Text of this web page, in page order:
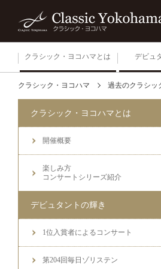
クラシック・ヨコハマとは
開催概要
楽しみ方
コンサートシリーズ紹介
デビュ
クラシック・ヨコハマ 過去のクラシッ
クラシック・ヨコハマとは
開催概要
楽しみ方
コンサートシリーズ紹介
デビュタントの輝き
1位入賞者によるコンサート
第204回毎日ゾリステン